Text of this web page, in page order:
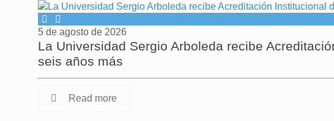
5 de agosto de 2026
La Universidad Sergio Arboleda recibe
seis años más
Read more